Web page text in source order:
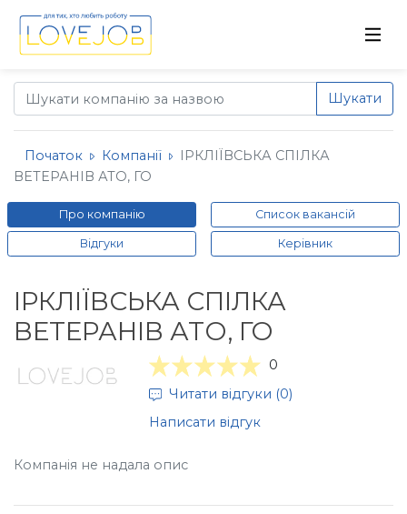
Шукати
Початок Компанії
ІРКЛІЇВСЬКА СПІЛКА
ВЕТЕРАНІВ АТО, ГО
Про компанію Список вакансій
Відгуки Керівник
ІРКЛІЇВСЬКА СПІЛКА
ВЕТЕРАНІВ АТО, ГО
0
Читати відгуки (0)
Написати відгук
Компанія не надала опис